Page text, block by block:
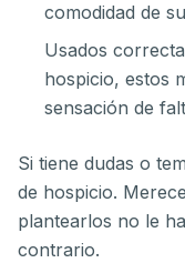
comodidad de
Usados
hospicio, estos
sensación de
Si tiene dudas o
de hospicio.
plantearlos no le
contrario.